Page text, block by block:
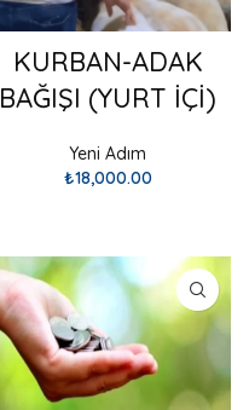
KURBAN-ADAK
BAĞIŞI (YURT İÇİ)
Yeni Adım
₺18,000.00